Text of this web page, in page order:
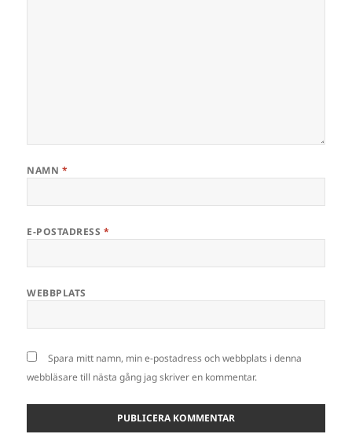
NAMN *
E-POSTADRESS *
WEBBPLATS
Spara mitt namn, min e-postadress och webbplats i denna
webbläsare till nästa gång jag skriver en kommentar.